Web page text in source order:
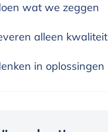
wat we zeggen
alleen kwaliteit
in oplossingen